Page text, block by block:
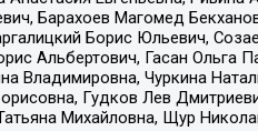
Барахоев Магомед
Борис Юльевич,
Альбертович, Гасан Ольга
Владимировна, Чуркина
Гудков Лев
Михайловна, Щур